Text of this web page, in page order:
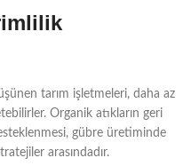
tarım işletmeleri, daha az
Organik atıkların geri
gübre üretiminde
arasındadır.